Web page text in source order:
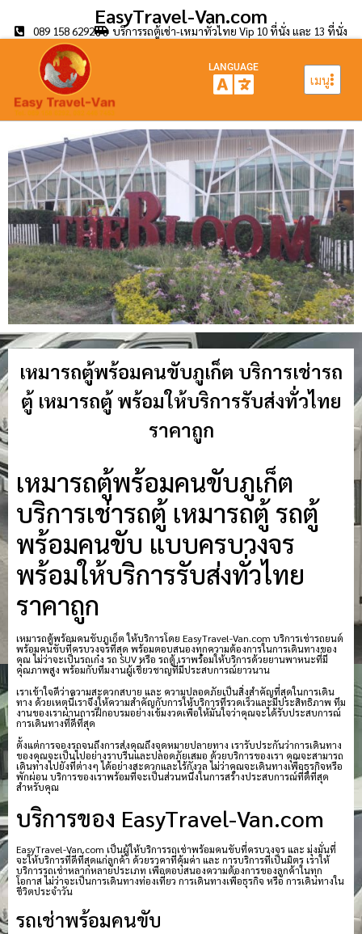
EasyTravel-Van.com
089 158 6292 บริการรถตู้เช่า-เหมาทั่วไทย Vip 10 ที่นั่ง และ 13 ที่นั่ง
เมนู
LANGUAGE
เหมารถตู้พร้อมคนขับภูเก็ต บริการเช่ารถ
ตู้ เหมารถตู้ พร้อมให้บริการรับส่งทั่วไทย
ราคาถูก
เหมารถตู้พร้อมคนขับภูเก็ต
บริการเช่ารถตู้ เหมารถตู้ รถตู้
พร้อมคนขับ แบบครบวงจร
พร้อมให้บริการรับส่งทั่วไทย
ราคาถูก
เหมารถตู้พร้อมคนขับภูเก็ต ให้บริการโดย EasyTravel-Van.com บริการเช่ารถยนต์
พร้อมคนขับที่ครบวงจรที่สุด พร้อมตอบสนองทุกความต้องการในการเดินทางของ
คุณ ไม่ว่าจะเป็นรถเก๋ง รถ SUV หรือ รถตู้ เราพร้อมให้บริการด้วยยานพาหนะที่มี
คุณภาพสูง พร้อมกับทีมงานผู้เชี่ยวชาญที่มีประสบการณ์ยาวนาน
เราเข้าใจดีว่าความสะดวกสบาย และ ความปลอดภัยเป็นสิ่งสำคัญที่สุดในการเดิน
ทาง ด้วยเหตุนี้เราจึงให้ความสำคัญกับการให้บริการที่รวดเร็วและมีประสิทธิภาพ ทีม
งานของเราผ่านการฝึกอบรมอย่างเข้มงวดเพื่อให้มั่นใจว่าคุณจะได้รับประสบการณ์
การเดินทางที่ดีที่สุด
ตั้งแต่การจองรถจนถึงการส่งคุณถึงจุดหมายปลายทาง เรารับประกันว่าการเดินทาง
ของคุณจะเป็นไปอย่างราบรื่นและปลอดภัยเสมอ ด้วยบริการของเรา คุณจะสามารถ
เดินทางไปยังที่ต่างๆ ได้อย่างสะดวกและไร้กังวล ไม่ว่าคุณจะเดินทางเพื่อธุรกิจหรือ
พักผ่อน บริการของเราพร้อมที่จะเป็นส่วนหนึ่งในการสร้างประสบการณ์ที่ดีที่สุด
สำหรับคุณ
บริการของ EasyTravel-Van.com
EasyTravel-Van.com เป็นผู้ให้บริการรถเช่าพร้อมคนขับที่ครบวงจร และ มุ่งมั่นที่
จะให้บริการที่ดีที่สุดแก่ลูกค้า ด้วยราคาที่คุ้มค่า และ การบริการที่เป็นมิตร เราให้
บริการรถเช่าหลากหลายประเภท เพื่อตอบสนองความต้องการของลูกค้าในทุก
โอกาส ไม่ว่าจะเป็นการเดินทางท่องเที่ยว การเดินทางเพื่อธุรกิจ หรือ การเดินทางใน
ชีวิตประจำวัน
รถเช่าพร้อมคนขับ